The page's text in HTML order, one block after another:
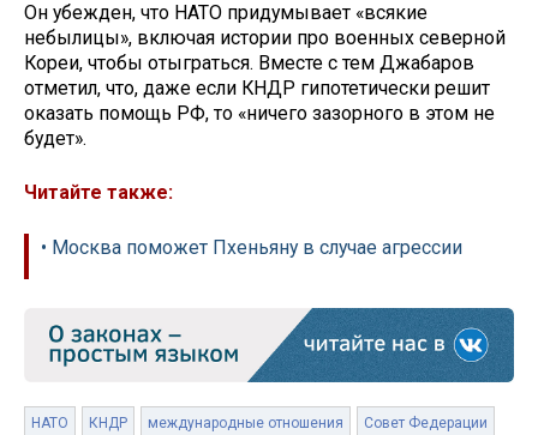
Он убежден, что НАТО придумывает «всякие
небылицы», включая истории про военных северной
Кореи, чтобы отыграться. Вместе с тем Джабаров
отметил, что, даже если КНДР гипотетически решит
оказать помощь РФ, то «ничего зазорного в этом не
будет».
Читайте также:
• Москва поможет Пхеньяну в случае агрессии
НАТО КНДР международные отношения Совет Федерации